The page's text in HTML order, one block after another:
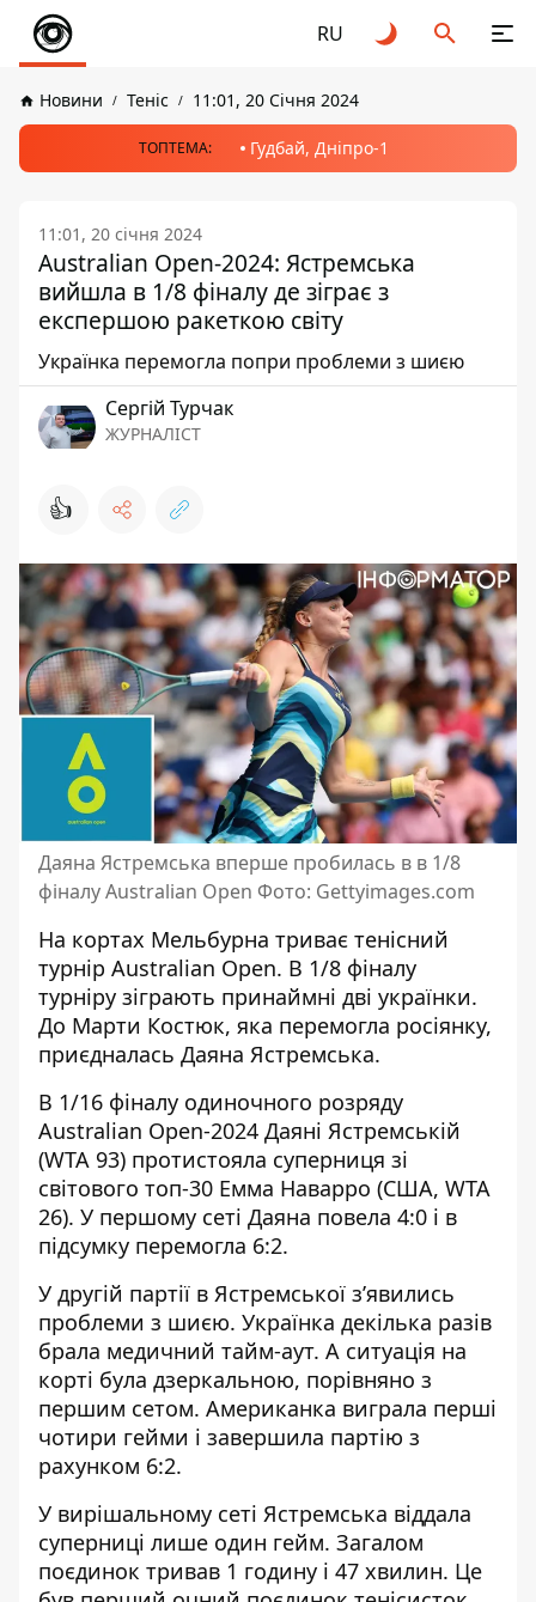
RU
Новини Теніс 11:01, 20 Січня 2024
ТОПТЕМА: Гудбай, Дніпро-1
11:01, 20 січня 2024
Australian Open-2024: Ястремська
вийшла в 1/8 фіналу де зіграє з
експершою ракеткою світу
Українка перемогла попри проблеми з шиєю
Сергій Турчак
ЖУРНАЛІСТ
👍
Даяна Ястремська вперше пробилась в в 1/8
фіналу Australian Open Фото: Gettyimages.com
На кортах Мельбурна триває тенісний
турнір Australian Open. В 1/8 фіналу
турніру зіграють принаймні дві українки.
До Марти Костюк, яка перемогла росіянку,
приєдналась Даяна Ястремська.
В 1/16 фіналу одиночного розряду
Australian Open-2024 Даяні Ястремській
(WTA 93) протистояла суперниця зі
світового топ-30 Емма Наварро (США, WTA
26). У першому сеті Даяна повела 4:0 і в
підсумку перемогла 6:2.
У другій партії в Ястремської з’явились
проблеми з шиєю. Українка декілька разів
брала медичний тайм-аут. А ситуація на
корті була дзеркальною, порівняно з
першим сетом. Американка виграла перші
чотири гейми і завершила партію з
рахунком 6:2.
У вирішальному сеті Ястремська віддала
суперниці лише один гейм. Загалом
поєдинок тривав 1 годину і 47 хвилин. Це